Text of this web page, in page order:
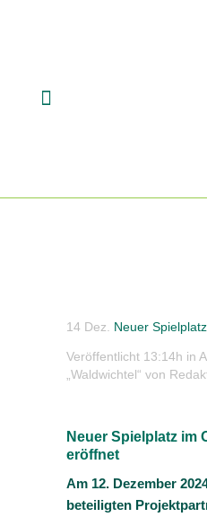
14 Dez. Neuer
Veröffentlicht 13:14h in
„Waldwichtel“ von
Neuer Spielplatz im
eröffnet
Am 12. Dezember
beteiligten